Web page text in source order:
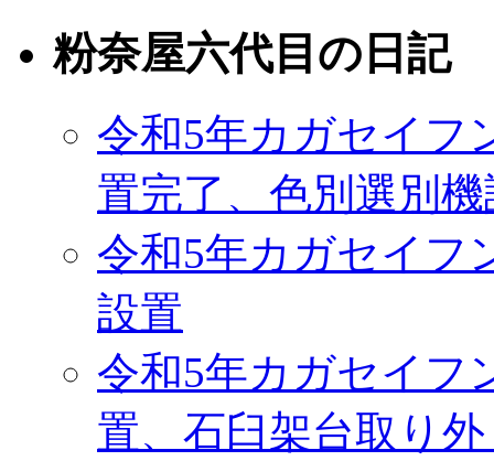
粉奈屋六代目の日記
令和5年カガセイフ
置完了、色別選別
令和5年カガセイフ
設置
令和5年カガセイフ
置、石臼架台取り